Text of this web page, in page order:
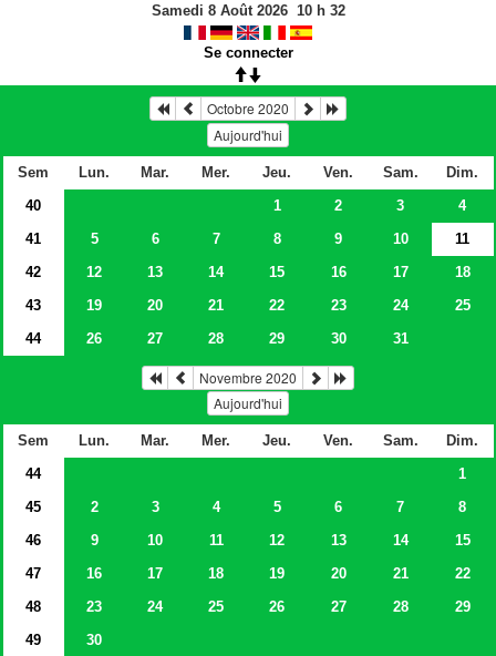
Samedi 8 Août 2026 10h 32
Se connecter
Octobre 2020
Aujourd'hui
Sem Lun. Mar. Mer. Jeu. Ven. Sam.
Dim.
40
1 2 3
4
41
5 6 7 8 9 10
11
42
12 13 14 15 16 17
18
43
19 20 21 22 23 24
25
44
26 27 28 29 30 31
Novembre 2020
Aujourd'hui
Sem Lun. Mar. Mer. Jeu. Ven. Sam.
Dim.
44
1
45
2 3 4 5 6 7
8
46
9 10 11 12 13 14
15
47
16 17 18 19 20 21
22
48
23 24 25 26 27 28
29
49
30